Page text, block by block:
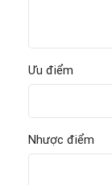
Ưu điểm
Nhược điểm